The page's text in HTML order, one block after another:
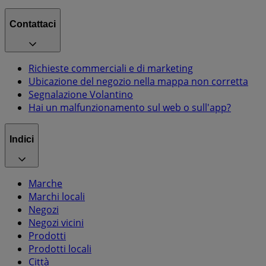
Contattaci
Richieste commerciali e di marketing
Ubicazione del negozio nella mappa non corretta
Segnalazione Volantino
Hai un malfunzionamento sul web o sull'app?
Indici
Marche
Marchi locali
Negozi
Negozi vicini
Prodotti
Prodotti locali
Città